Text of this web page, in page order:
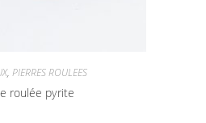
, PIERRES ROULEES
roulée pyrite